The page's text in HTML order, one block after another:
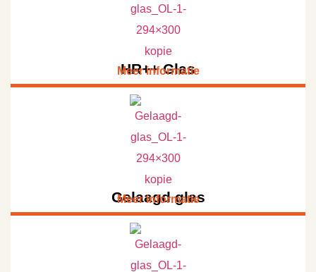
HR++ Glas
Meer informatie
Gelaagd glas
Meer informatie